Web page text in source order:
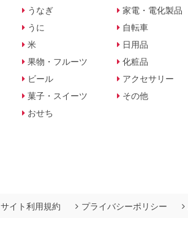
うなぎ
うに
米
果物・フルーツ
ビール
菓子・スイーツ
おせち
家電・電化製品
自転車
日用品
化粧品
アクセサリー
その他
サイト利用規約 プライバシーポリシー